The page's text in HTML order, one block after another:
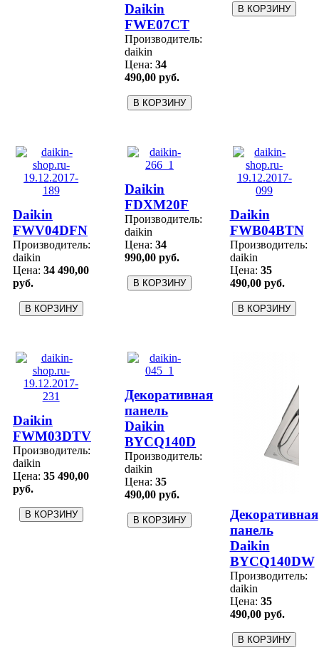
Daikin
FWE07CT
Производитель:
daikin
Цена:34
490,00 руб.
Daikin
FWV04DFN
Производитель:
daikin
Цена: 34 490,00
руб.
Daikin
FDXM20F
Производитель:
daikin
Цена:34
990,00 руб.
Daikin
FWB04BTN
Производитель:
daikin
Цена: 35
490,00 руб.
Daikin
FWM03DTV
Производитель:
daikin
Цена: 35 490,00
руб.
Декоративная
панель
Daikin
BYCQ140D
Производитель:
daikin
Цена:35
490,00 руб.
Декоративная
панель
Daikin
BYCQ140DW
Производитель:
daikin
Цена: 35
490,00 руб.